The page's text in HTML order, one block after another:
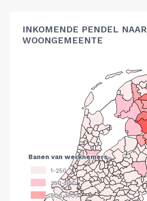
INKOMENDE PENDEL NAAR
WOONGEMEENTE